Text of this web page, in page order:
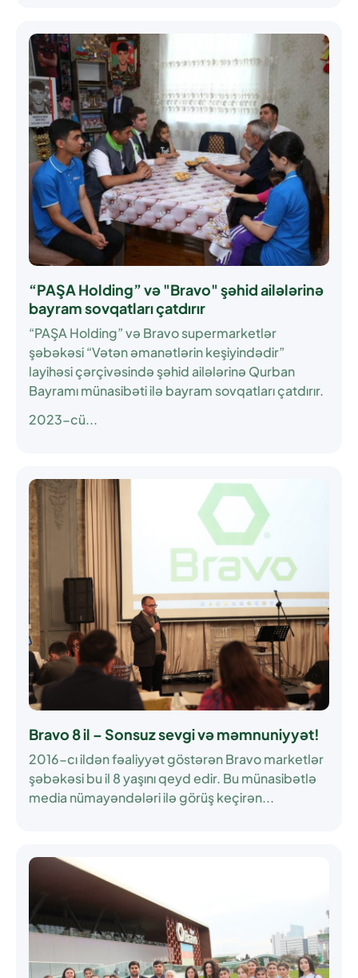
“PAŞA Holding” və "Bravo" şəhid ailələrinə
bayram sovqatları çatdırır
“PAŞA Holding” və Bravo supermarketlər
şəbəkəsi “Vətən əmanətlərin keşiyindədir”
layihəsi çərçivəsində şəhid ailələrinə Qurban
Bayramı münasibəti ilə bayram sovqatları çatdırır.
2023-cü...
Bravo 8 il – Sonsuz sevgi və məmnuniyyət!
2016-cı ildən fəaliyyət göstərən Bravo marketlər
şəbəkəsi bu il 8 yaşını qeyd edir. Bu münasibətlə
media nümayəndələri ilə görüş keçirən...